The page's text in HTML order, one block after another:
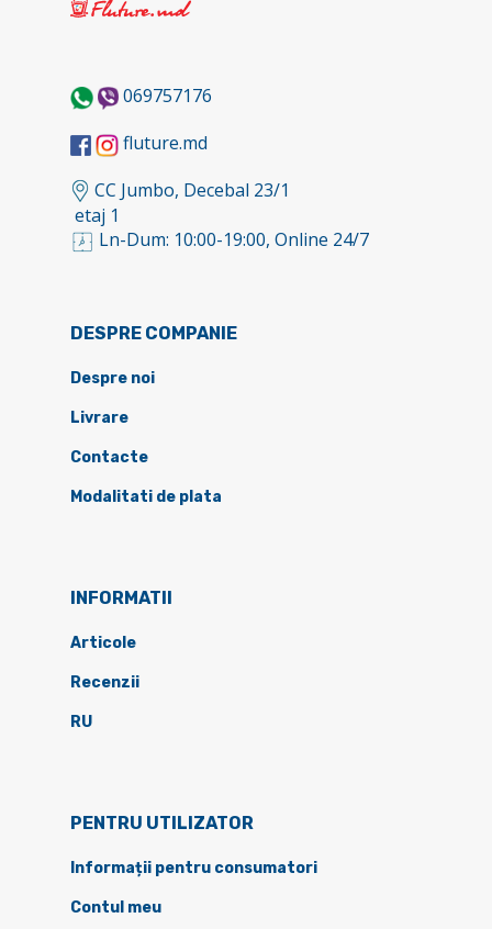
069757176
fluture.md
CC Jumbo, Decebal 23/1
etaj 1
Ln-Dum: 10:00-19:00, Online 24/7
DESPRE COMPANIE
Despre noi
Livrare
Contacte
Modalitati de plata
INFORMATII
Articole
Recenzii
RU
PENTRU UTILIZATOR
Informații pentru consumatori
Contul meu